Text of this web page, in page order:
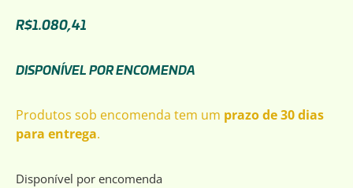
R$1.080,41
DISPONÍVEL POR ENCOMENDA
Produtos sob encomenda tem um prazo de 30 dias
para entrega.
Disponível por encomenda